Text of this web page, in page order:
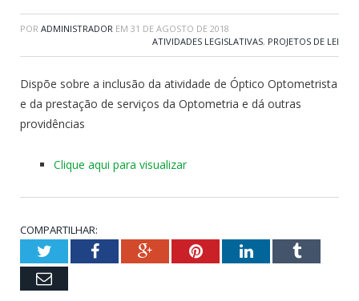
POR ADMINISTRADOR EM 31 DE AGOSTO DE 2018
ATIVIDADES LEGISLATIVAS, PROJETOS DE LEI
Dispõe sobre a inclusão da atividade de Óptico Optometrista
e da prestação de serviços da Optometria e dá outras
providências
Clique aqui para visualizar
COMPARTILHAR:
TwitterFacebookGoogle+PinterestLinkedInTumblr
Email